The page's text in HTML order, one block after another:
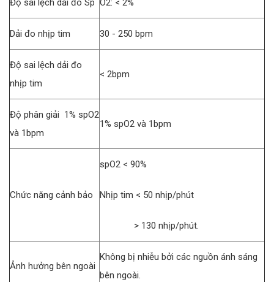
Độ sai lệch dải đo Sp O2: < 2%
Dải đo nhịp tim 30 - 250 bpm
Độ sai lệch dải đo
nhịp tim
< 2bpm
Độ phân giải 1% spO2
và 1bpm
1% spO2 và 1bpm
Chức năng cảnh bảo
spO2 < 90%
Nhịp tim < 50 nhịp/phút
> 130 nhịp/phút.
Ảnh hưởng bên ngoài
Không bị nhiễu bởi các nguồn ánh sáng
bên ngoài.